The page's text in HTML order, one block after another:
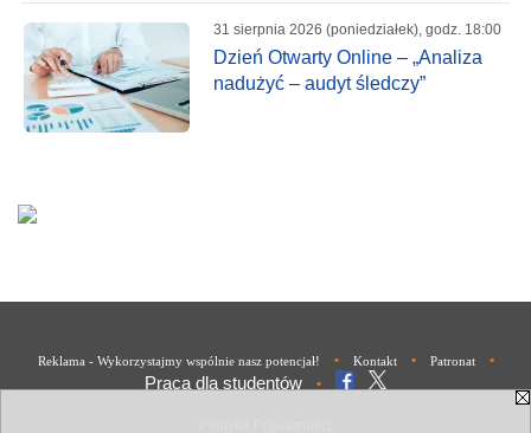
31 sierpnia 2026 (poniedziałek), godz. 18:00
Dzień Otwarty Online – „Analiza
nadużyć – audyt śledczy”
Reklama - Wykorzystajmy wspólnie nasz potencjał! • Kontakt • Patronat •
Praca dla studentów •